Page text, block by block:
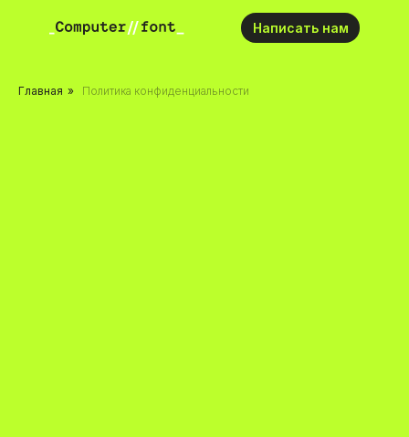
Написать нам
Главная » Политика конфиденциальности